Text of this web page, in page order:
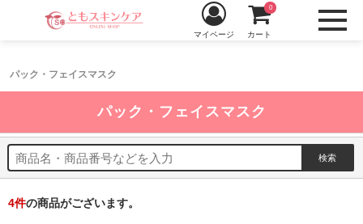
パック・フェイスマスク
マイページ カート
0
パック・フェイスマスク
4件の商品がございます。